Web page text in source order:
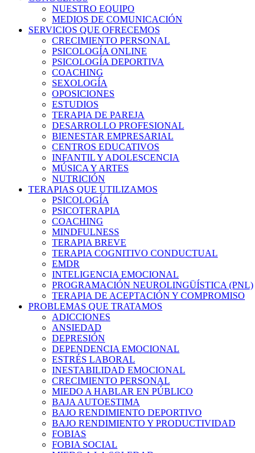
NUESTRO EQUIPO
MEDIOS DE COMUNICACIÓN
SERVICIOS QUE OFRECEMOS
CRECIMIENTO PERSONAL
PSICOLOGÍA ONLINE
PSICOLOGÍA DEPORTIVA
COACHING
SEXOLOGÍA
OPOSICIONES
ESTUDIOS
TERAPIA DE PAREJA
DESARROLLO PROFESIONAL
BIENESTAR EMPRESARIAL
CENTROS EDUCATIVOS
INFANTIL Y ADOLESCENCIA
MÚSICA Y ARTES
NUTRICIÓN
TERAPIAS QUE UTILIZAMOS
PSICOLOGÍA
PSICOTERAPIA
COACHING
MINDFULNESS
TERAPIA BREVE
TERAPIA COGNITIVO CONDUCTUAL
EMDR
INTELIGENCIA EMOCIONAL
PROGRAMACIÓN NEUROLINGÜÍSTICA (PNL)
TERAPIA DE ACEPTACIÓN Y COMPROMISO
PROBLEMAS QUE TRATAMOS
ADICCIONES
ANSIEDAD
DEPRESIÓN
DEPENDENCIA EMOCIONAL
ESTRÉS LABORAL
INESTABILIDAD EMOCIONAL
CRECIMIENTO PERSONAL
MIEDO A HABLAR EN PÚBLICO
BAJA AUTOESTIMA
BAJO RENDIMIENTO DEPORTIVO
BAJO RENDIMIENTO Y PRODUCTIVIDAD
FOBIAS
FOBIA SOCIAL